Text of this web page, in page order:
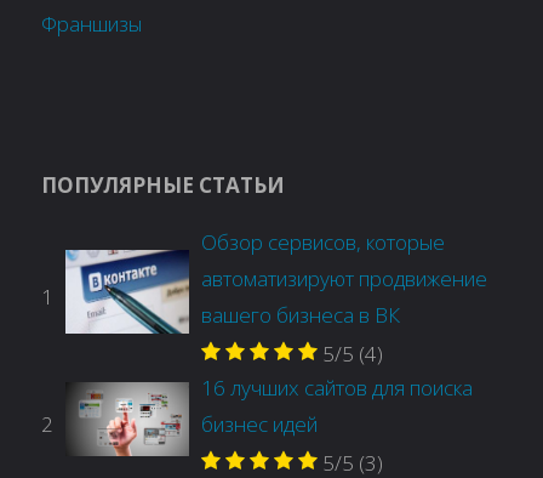
Франшизы
ПОПУЛЯРНЫЕ СТАТЬИ
1
Обзор сервисов, которые
автоматизируют продвижение
вашего бизнеса в ВК
5/5 (4)
2
16 лучших сайтов для поиска
бизнес идей
5/5 (3)